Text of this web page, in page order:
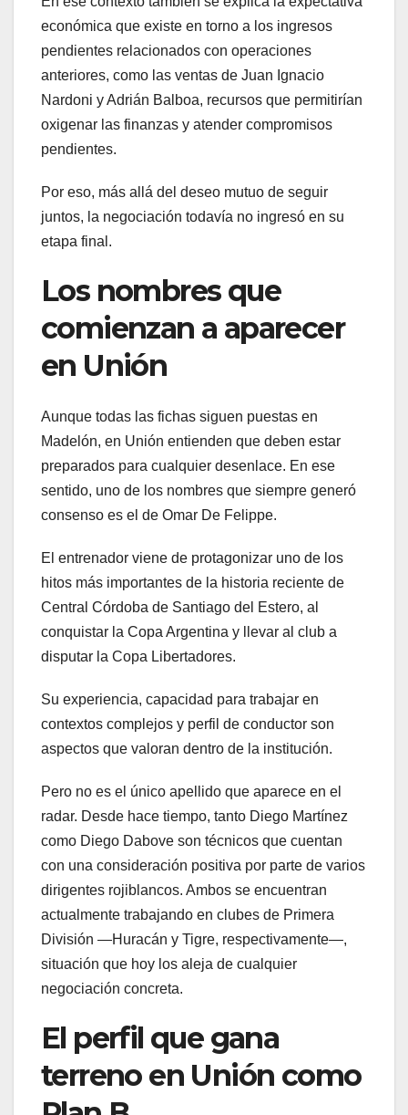
económica que existe en torno a los ingresos
pendientes relacionados con operaciones
anteriores, como las ventas de Juan Ignacio
Nardoni y Adrián Balboa, recursos que permitirían
oxigenar las finanzas y atender compromisos
pendientes.
Por eso, más allá del deseo mutuo de seguir
juntos, la negociación todavía no ingresó en su
etapa final.
Los nombres que
comienzan a aparecer
en Unión
Aunque todas las fichas siguen puestas en
Madelón, en Unión entienden que deben estar
preparados para cualquier desenlace. En ese
sentido, uno de los nombres que siempre generó
consenso es el de Omar De Felippe.
El entrenador viene de protagonizar uno de los
hitos más importantes de la historia reciente de
Central Córdoba de Santiago del Estero, al
conquistar la Copa Argentina y llevar al club a
disputar la Copa Libertadores.
Su experiencia, capacidad para trabajar en
contextos complejos y perfil de conductor son
aspectos que valoran dentro de la institución.
Pero no es el único apellido que aparece en el
radar. Desde hace tiempo, tanto Diego Martínez
como Diego Dabove son técnicos que cuentan
con una consideración positiva por parte de varios
dirigentes rojiblancos. Ambos se encuentran
actualmente trabajando en clubes de Primera
División —Huracán y Tigre, respectivamente—,
situación que hoy los aleja de cualquier
negociación concreta.
El perfil que gana
terreno en Unión como